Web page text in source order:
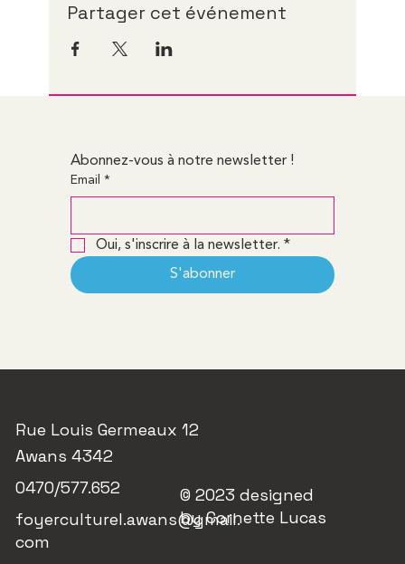
Partager cet événement
Abonnez-vous à notre newsletter !
Email *
Oui, s'inscrire à la newsletter. *
S'abonner
© 2023 designed
by Cornette Lucas
Rue Louis Germeaux 12
Awans 4342
0470/577.652
foyerculturel.awans@gmail.
com